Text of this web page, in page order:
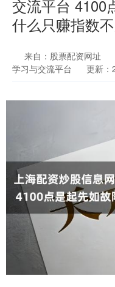
交流平台 4100
什么只赚指数
来自：股票配资网址
学习与交流平台
更新：